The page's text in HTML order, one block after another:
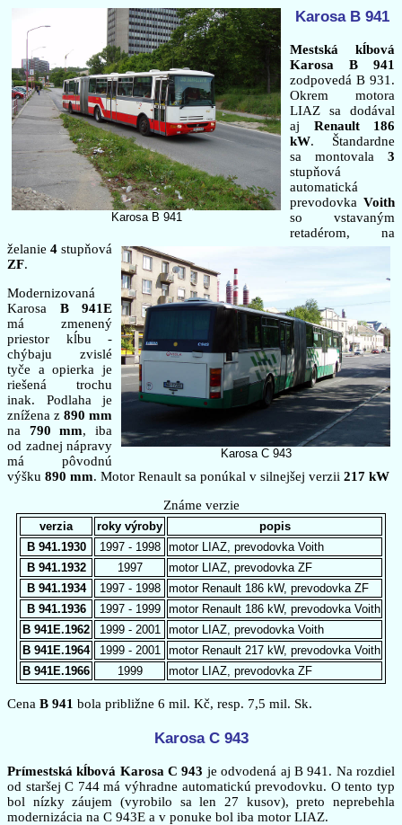
Karosa B 941
Karosa C 943
Karosa B 941
Mestská kĺbová
Karosa B 941
zodpovedá B 931.
Okrem motora
LIAZ sa dodával
aj Renault 186
kW. Štandardne
sa montovala 3
stupňová
automatická
prevodovka Voith
so vstavaným
retadérom, na
želanie 4 stupňová
ZF.
Modernizovaná
Karosa B 941E
má zmenený
priestor kĺbu -
chýbaju zvislé
tyče a opierka je
riešená trochu
inak. Podlaha je
znížena z 890 mm
na 790 mm, iba
od zadnej nápravy
má pôvodnú
výšku 890 mm. Motor Renault sa ponúkal v silnejšej verzii 217 kW
Známe verzie
verzia roky výroby
popis
B 941.1930
1997 - 1998
motor LIAZ, prevodovka Voith
B 941.1932
1997
motor LIAZ, prevodovka ZF
B 941.1934
1997 - 1998
motor Renault 186 kW, prevodovka ZF
B 941.1936
1997 - 1999
motor Renault 186 kW, prevodovka Voith
B 941E.1962
1999 - 2001
motor LIAZ, prevodovka Voith
B 941E.1964
1999 - 2001
motor Renault 217 kW, prevodovka Voith
B 941E.1966
1999 motor LIAZ, prevodovka ZF
Cena B 941 bola približne 6 mil. Kč, resp. 7,5 mil. Sk.
Karosa C 943
Prímestská kĺbová Karosa C 943 je odvodená aj B 941. Na rozdiel
od staršej C 744 má výhradne automatickú prevodovku. O tento typ
bol nízky záujem (vyrobilo sa len 27 kusov), preto neprebehla
modernizácia na C 943E a v ponuke bol iba motor LIAZ.